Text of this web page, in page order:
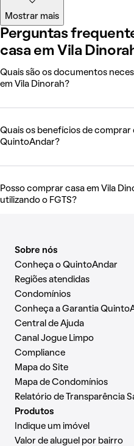
Mostrar mais
Perguntas
casa em Vila
Quais são os documentos
em Vila Dinorah?
Quais os benefícios de comprar
QuintoAndar?
Posso comprar casa em Vila
utilizando o FGTS?
Sobre nós
Conheça o QuintoAndar
Regiões atendidas
Condomínios
Conheça a Garantia
Central de Ajuda
Canal Jogue Limpo
Compliance
Mapa do Site
Mapa de Condomínios
Relatório de Transparência
Produtos
Indique um imóvel
Valor de aluguel por bairro